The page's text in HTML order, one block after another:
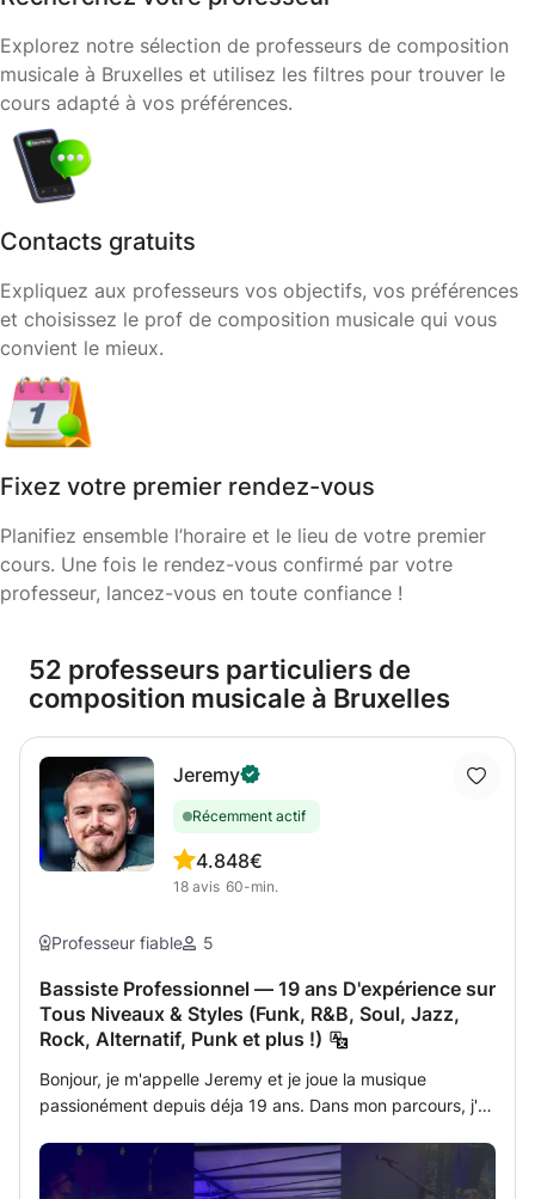
Explorez notre sélection de professeurs de composition
musicale à Bruxelles et utilisez les filtres pour trouver le
cours adapté à vos préférences.
Contacts gratuits
Expliquez aux professeurs vos objectifs, vos préférences
et choisissez le prof de composition musicale qui vous
convient le mieux.
Fixez votre premier rendez-vous
Planifiez ensemble l’horaire et le lieu de votre premier
cours. Une fois le rendez-vous confirmé par votre
professeur, lancez-vous en toute confiance !
52 professeurs particuliers de
composition musicale à Bruxelles
Jeremy
Récemment actif
4.8
18 avis
48€
60-min.
Professeur fiable 5
Bassiste Professionnel — 19 ans D'expérience sur
Tous Niveaux & Styles (Funk, R&B, Soul, Jazz,
Rock, Alternatif, Punk et plus !)
Bonjour, je m'appelle Jeremy et je joue la musique
passionément depuis déja 19 ans. Dans mon parcours, j'ai
variété de groupes et d'ensembles en Angleterre et en
Belgique dans de nombreux styles (funk, R&B, soul, jazz,